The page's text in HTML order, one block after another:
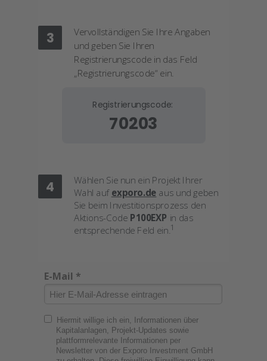
E-Mail *
Hiermit willige ich ein, Informationen über
Kapitalanlagen, Projekt-Updates sowie
plattformrelevante Informationen per
Newsletter von der Exporo Investment GmbH
Registrierungscode:
70203
Vervollständigen Sie Ihre Angaben
und geben Sie Ihren
Registrierungscode in das Feld
„Registrierungscode“ ein.
Wählen Sie nun ein Projekt Ihrer
Wahl aufexporo.de aus und geben
Sie beim Investitionsprozess den
Aktions-Code P100EXP in das
entsprechende Feld ein.1
3
4